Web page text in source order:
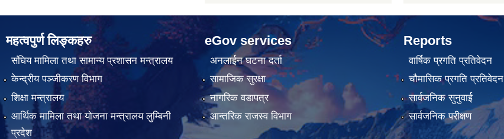
महत्वपुर्ण लिङ्कहरु
संघिय मामिला तथा सामान्य प्रशासन मन्त्रालय
केन्द्रीय पञ्जीकरण विभाग
शिक्षा मन्त्रालय
आर्थिक मामिला तथा योजना मन्त्रालय लुम्बिनी
प्रदेश
eGov services
अनलाईन घटना दर्ता
सामाजिक सुरक्षा
नागरिक वडापत्र
आन्तरिक राजस्व विभाग
Reports
वार्षिक प्रगति प्रतिवेदन
चौमासिक प्रगति प्रतिवेदन
सार्वजनिक सुनुवाई
सार्वजनिक परीक्षण